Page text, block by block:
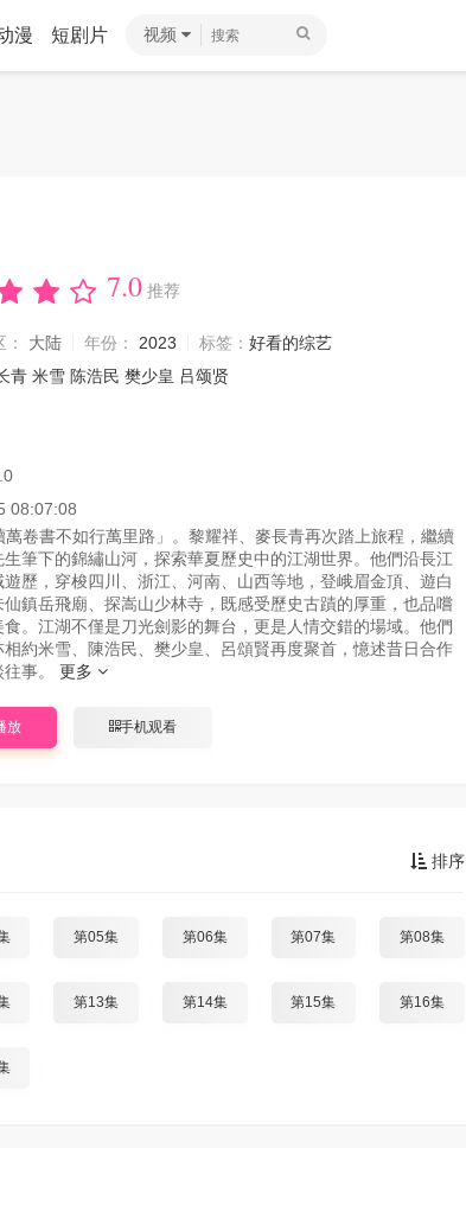
漫 短剧片 视频
7.0 推荐
大陆 年份： 2023 标签： 好看的综艺
青 米雪 陈浩民 樊少皇 吕颂贤
08:07:08
萬卷書不如行萬里路」。黎耀祥、麥長青再次踏上旅程，繼續
筆下的錦繡山河，探索華夏歷史中的江湖世界。他們沿長江
歷，穿梭四川、浙江、河南、山西等地，登峨眉金頂、遊白
仙鎮岳飛廟、探嵩山少林寺，既感受歷史古蹟的厚重，也品嚐
。江湖不僅是刀光劍影的舞台，更是人情交錯的場域。他們
相約米雪、陳浩民、樊少皇、呂頌賢再度聚首，憶述昔日合作
事。
更多
放 手机观看
排序
第05集 第06集 第07集 第08集
第13集 第14集 第15集 第16集